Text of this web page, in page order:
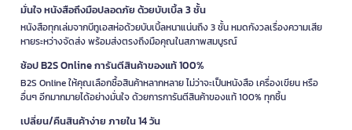
มั่นใจ หนังสือถึงมือปลอดภัย ด้วยบับเบิ้ล 3 ชั้น
หนังสือทุกเล่มจากบีทูเอสห่อด้วยบับเบิ้ลหนาแน่นถึง 3 ชั้น หมดกังวลเรื่องความเสีย
หายระหว่างจัดส่ง พร้อมส่งตรงถึงมือคุณในสภาพสมบูรณ์
ช้อป B2S Online การันตีสินค้าของแท้ 100%
B2S Online ให้คุณเลือกซื้อสินค้าหลากหลาย ไม่ว่าจะเป็นหนังสือ เครื่องเขียน หรือ
อื่นๆ อีกมากมายได้อย่างมั่นใจ ด้วยการการันตีสินค้าของแท้ 100% ทุกชิ้น
เปลี่ยน/คืนสินค้าง่าย ภายใน 14 วัน